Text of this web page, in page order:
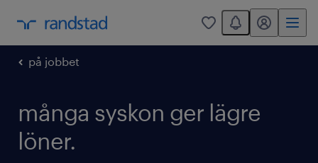
0
You have 0
mitt randstad
på jobbet
många syskon ger lägre
löner.